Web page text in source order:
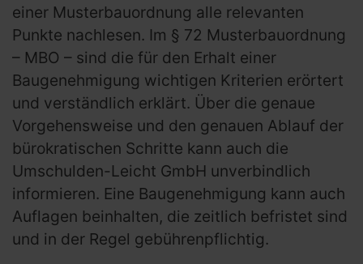
einer Musterbauordnung alle relevanten
Punkte nachlesen. Im § 72 Musterbauordnung
– MBO – sind die für den Erhalt einer
Baugenehmigung wichtigen Kriterien erörtert
und verständlich erklärt. Über die genaue
Vorgehensweise und den genauen Ablauf der
bürokratischen Schritte kann auch die
Umschulden-Leicht GmbH unverbindlich
informieren. Eine Baugenehmigung kann auch
Auflagen beinhalten, die zeitlich befristet sind
und in der Regel gebührenpflichtig.